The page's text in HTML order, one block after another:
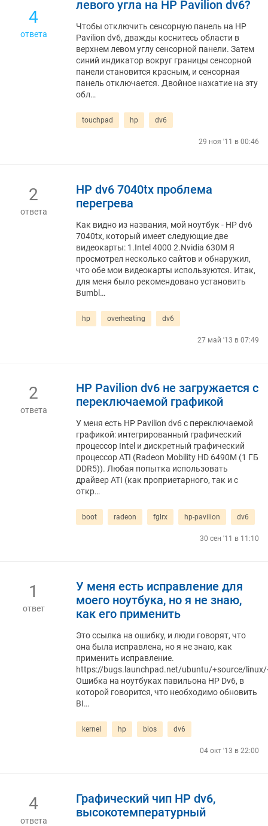
4
ответа
левого угла на HP Pavilion dv6?
Чтобы отключить сенсорную панель на HP
Pavilion dv6, дважды коснитесь области в
верхнем левом углу сенсорной панели. Затем
синий индикатор вокруг границы сенсорной
панели становится красным, и сенсорная
панель отключается. Двойное нажатие на эту
обл…
touchpad hp dv6
29 ноя '11 в 00:46
2
ответа
HP dv6 7040tx проблема
перегрева
Как видно из названия, мой ноутбук - HP dv6
7040tx, который имеет следующие две
видеокарты: 1.Intel 4000 2.Nvidia 630M Я
просмотрел несколько сайтов и обнаружил,
что обе мои видеокарты используются. Итак,
для меня было рекомендовано установить
Bumbl…
hp overheating dv6
27 май '13 в 07:49
2
ответа
HP Pavilion dv6 не загружается с
переключаемой графикой
У меня есть HP Pavilion dv6 с переключаемой
графикой: интегрированный графический
процессор Intel и дискретный графический
процессор ATI (Radeon Mobility HD 6490M (1 ГБ
DDR5)). Любая попытка использовать
драйвер ATI (как проприетарного, так и с
откр…
boot radeon fglrx hp-pavilion dv6
30 сен '11 в 11:10
1
ответ
У меня есть исправление для
моего ноутбука, но я не знаю,
как его применить
Это ссылка на ошибку, и люди говорят, что
она была исправлена, но я не знаю, как
применить исправление.
https://bugs.launchpad.net/ubuntu/+source/
Ошибка на ноутбуках павильона HP Dv6, в
которой говорится, что необходимо обновить
BI…
kernel hp bios dv6
04 окт '13 в 22:00
4
ответа
Графический чип HP dv6,
высокотемпературный